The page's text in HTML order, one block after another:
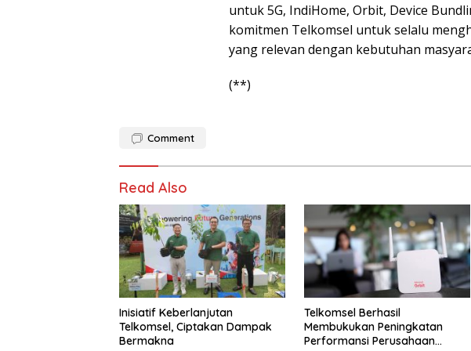
untuk 5G, IndiHome, Orbit, Device
komitmen Telkomsel untuk selalu
yang relevan dengan kebutuhan
(**)
Comment
Read Also
Inisiatif Keberlanjutan
Telkomsel, Ciptakan Dampak
Bermakna
Telkomsel Berhasil
Membukukan Peningkatan
Performansi Perusahaan